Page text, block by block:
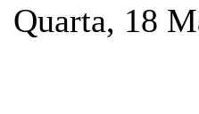
Quarta, 18